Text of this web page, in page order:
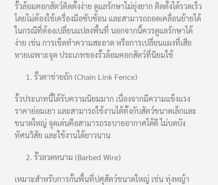
รั้วล้อมคอกสัตว์ติดตั้งง่าย ดูแลรักษาไม่ยุ่งยาก ติดตั้งได้รวดเร็ว
โดยไม่ต้องใช้เครื่องมือซับซ้อน และสามารถถอดเคลื่อนย้ายได้
ในกรณีที่ต้องเปลี่ยนแปลงพื้นที่ นอกจากนี้ควรดูแลรักษาได้
ง่าย เช่น การเช็ดทำความสะอาด หรือการเปลี่ยนแผงที่เสีย
หายเฉพาะจุด ประเภทของรั้วล้อมคอกสัตว์ที่นิยมใช้
รั้วตาข่ายถัก (Chain Link Fence)
รั้วประเภทนี้ได้รับความนิยมมาก เนื่องจากมีความแข็งแรง
ราคาย่อมเยา และสามารถใช้งานได้ทั้งกับสัตว์ขนาดเล็กและ
ขนาดใหญ่ จุดเด่นคือสามารถระบายอากาศได้ดี ไม่บดบัง
ทัศนวิสัย และใช้งานได้ยาวนาน
รั้วลวดหนาม (Barbed Wire)
เหมาะสำหรับการกั้นพื้นที่ปศุสัตว์ขนาดใหญ่ เช่น ทุ่งหญ้า